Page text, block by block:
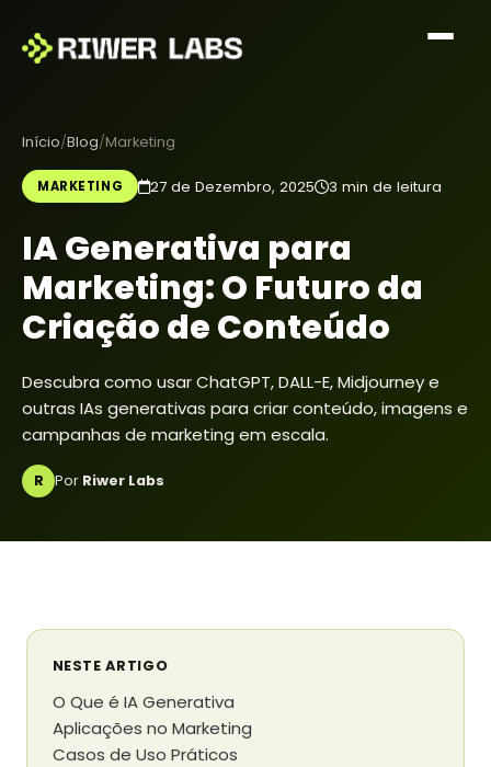
Início Blog Marketing
MARKETING 27 de Dezembro, 2025 3 min de leitura
IA Generativa para
Marketing: O Futuro da
Criação de Conteúdo
Descubra como usar ChatGPT, DALL-E, Midjourney e
outras IAs generativas para criar conteúdo, imagens e
campanhas de marketing em escala.
R Por Riwer Labs
NESTE ARTIGO
O Que é IA Generativa
Aplicações no Marketing
Casos de Uso Práticos